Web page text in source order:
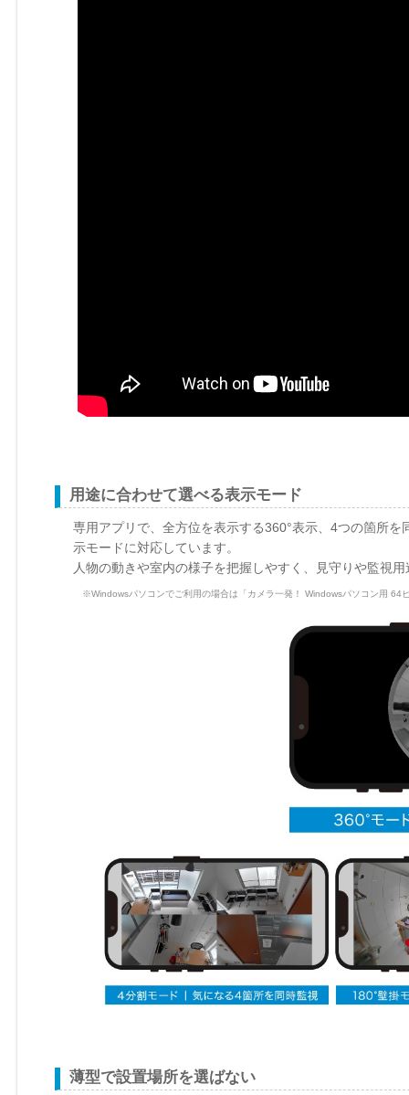
用途に合わせて選べる表示モード
専用アプリで、全方位を表示する360°表示、4つの箇所
示モードに対応しています。
人物の動きや室内の様子を把握しやすく、見守りや監視
※Windowsパソコンでご利用の場合は「カメラ一発！ Windowsパソコン用 64
薄型で設置場所を選ばない